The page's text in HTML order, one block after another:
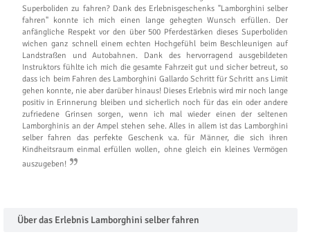
Superboliden zu fahren? Dank des Erlebnisgeschenks "Lamborghini selber
fahren" konnte ich mich einen lange gehegten Wunsch erfüllen. Der
anfängliche Respekt vor den über 500 Pferdestärken dieses Superboliden
wichen ganz schnell einem echten Hochgefühl beim Beschleunigen auf
Landstraßen und Autobahnen. Dank des hervorragend ausgebildeten
Instruktors fühlte ich mich die gesamte Fahrzeit gut und sicher betreut, so
dass ich beim Fahren des Lamborghini Gallardo Schritt für Schritt ans Limit
gehen konnte, nie aber darüber hinaus! Dieses Erlebnis wird mir noch lange
positiv in Erinnerung bleiben und sicherlich noch für das ein oder andere
zufriedene Grinsen sorgen, wenn ich mal wieder einen der seltenen
Lamborghinis an der Ampel stehen sehe. Alles in allem ist das Lamborghini
selber fahren das perfekte Geschenk v.a. für Männer, die sich ihren
Kindheitsraum einmal erfüllen wollen, ohne gleich ein kleines Vermögen
auszugeben!
Über das Erlebnis Lamborghini selber fahren